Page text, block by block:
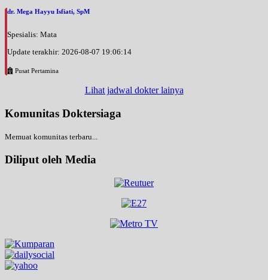
dr. Mega Hayyu Isfiati, SpM
Spesialis: Mata
Update terakhir: 2026-08-07 19:06:14
Pusat Pertamina
Lihat jadwal dokter lainya
Komunitas Doktersiaga
Memuat komunitas terbaru...
Diliput oleh Media